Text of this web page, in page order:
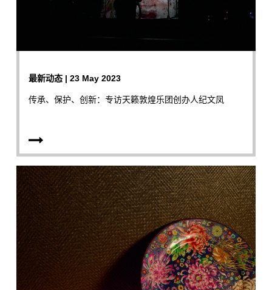
最新动态 | 23 May 2023
传承、保护、创新：专访天籁敦煌乐团创办人纪文凤